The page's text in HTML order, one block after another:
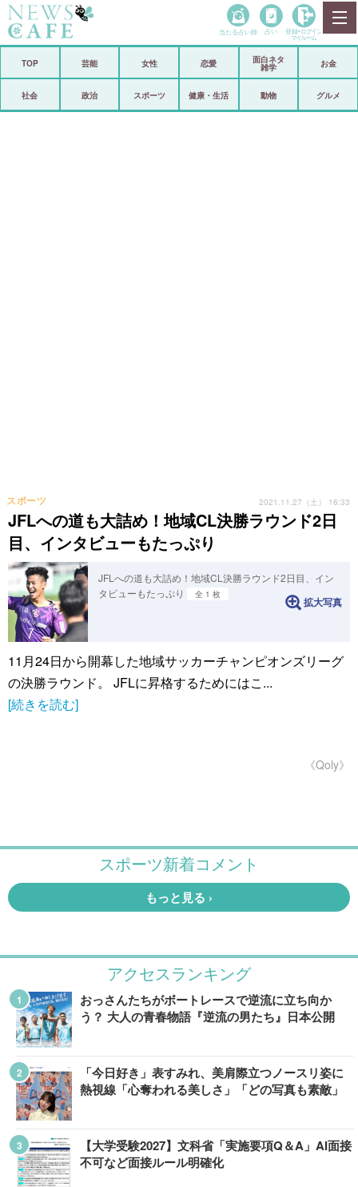
政治
当たる占い師 占い 登録• ログイン
マイルーム
TOP 芸能 女性 恋愛
面白ネタ
雑学
お金
社会 政治 スポーツ 健康・生活 動物 グルメ
JFLへの道も大詰め！地域CL決勝ラウンド2日
目、インタビューもたっぷり
スポーツ 2021.11.27（土） 16:33
JFLへの道も大詰め！地域CL決勝ラウンド2日目、イン
タビューもたっぷり
全 1 枚
拡大写真
11月24日から開幕した地域サッカーチャンピオンズリーグ
の決勝ラウンド。 JFLに昇格するためにはこ...
[続きを読む]
《Qoly》
アクセスランキング
おっさんたちがボートレースで逆流に立ち向か
う？ 大人の青春物語『逆流の男たち』日本公開
「今日好き」表すみれ、美肩際立つノースリ姿に
熱視線「心奪われる美しさ」「どの写真も素敵」
【大学受験2027】文科省「実施要項Q＆A」AI面接
不可など面接ルール明確化